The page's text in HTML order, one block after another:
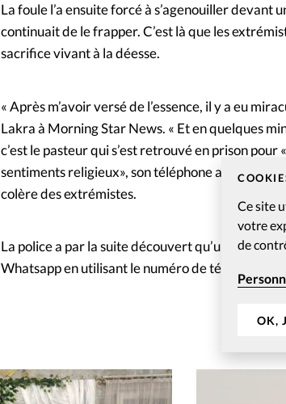
Ce site
votre
de
OK,
La foule l’a ensuite forcé à s’agenouiller devant
continuait de le frapper. C’est là que les
sacrifice vivant à la déesse.
« Après m’avoir versé de l’essence, il y a eu
Lakra à Morning Star News. « Et en quelques
c’est le pasteur qui s’est retrouvé en prison
sentiments religieux», son téléphone ayant
colère des extrémistes.
La police a par la suite découvert qu’un pirate
Whatsapp en utilisant le numéro de téléphone